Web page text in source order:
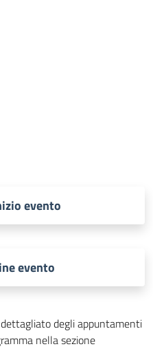
evento
evento
degli appuntamenti
nella sezione